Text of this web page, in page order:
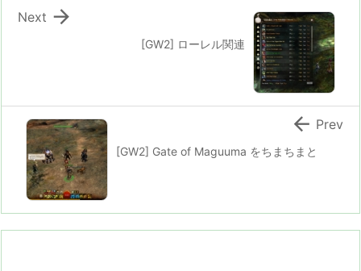
[GW2] ローレル関連

Next
[GW2] Gate of Maguuma をちまちまと
 Prev